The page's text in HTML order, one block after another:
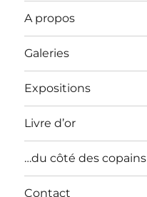
A propos
Galeries
Expositions
Livre d’or
…du côté des copains
Contact